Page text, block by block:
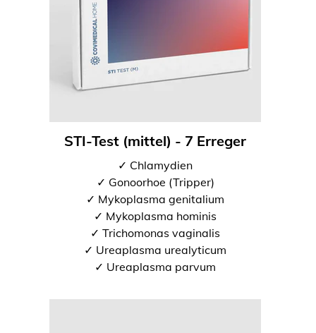
STI-Test (mittel) - 7 Erreger
✓ Chlamydien
✓ Gonoorhoe (Tripper)
✓ Mykoplasma genitalium
✓ Mykoplasma hominis
✓ Trichomonas vaginalis
✓ Ureaplasma urealyticum
✓ Ureaplasma parvum